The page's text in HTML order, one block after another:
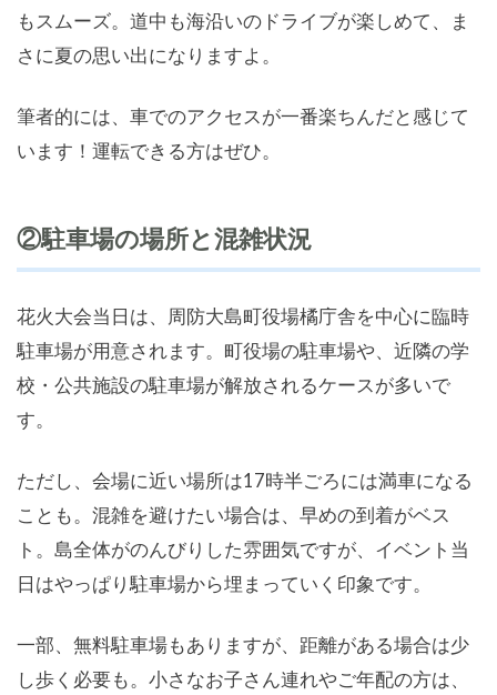
もスムーズ。道中も海沿いのドライブが楽しめて、ま
さに夏の思い出になりますよ。
筆者的には、車でのアクセスが一番楽ちんだと感じて
います！運転できる方はぜひ。
②駐車場の場所と混雑状況
花火大会当日は、周防大島町役場橘庁舎を中心に臨時
駐車場が用意されます。町役場の駐車場や、近隣の学
校・公共施設の駐車場が解放されるケースが多いで
す。
ただし、会場に近い場所は17時半ごろには満車になる
ことも。混雑を避けたい場合は、早めの到着がベス
ト。島全体がのんびりした雰囲気ですが、イベント当
日はやっぱり駐車場から埋まっていく印象です。
一部、無料駐車場もありますが、距離がある場合は少
し歩く必要も。小さなお子さん連れやご年配の方は、